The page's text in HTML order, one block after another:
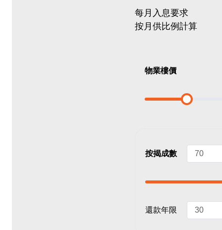
每月入息要求
按月供比例計算
物業樓價
按揭成數
還款年限